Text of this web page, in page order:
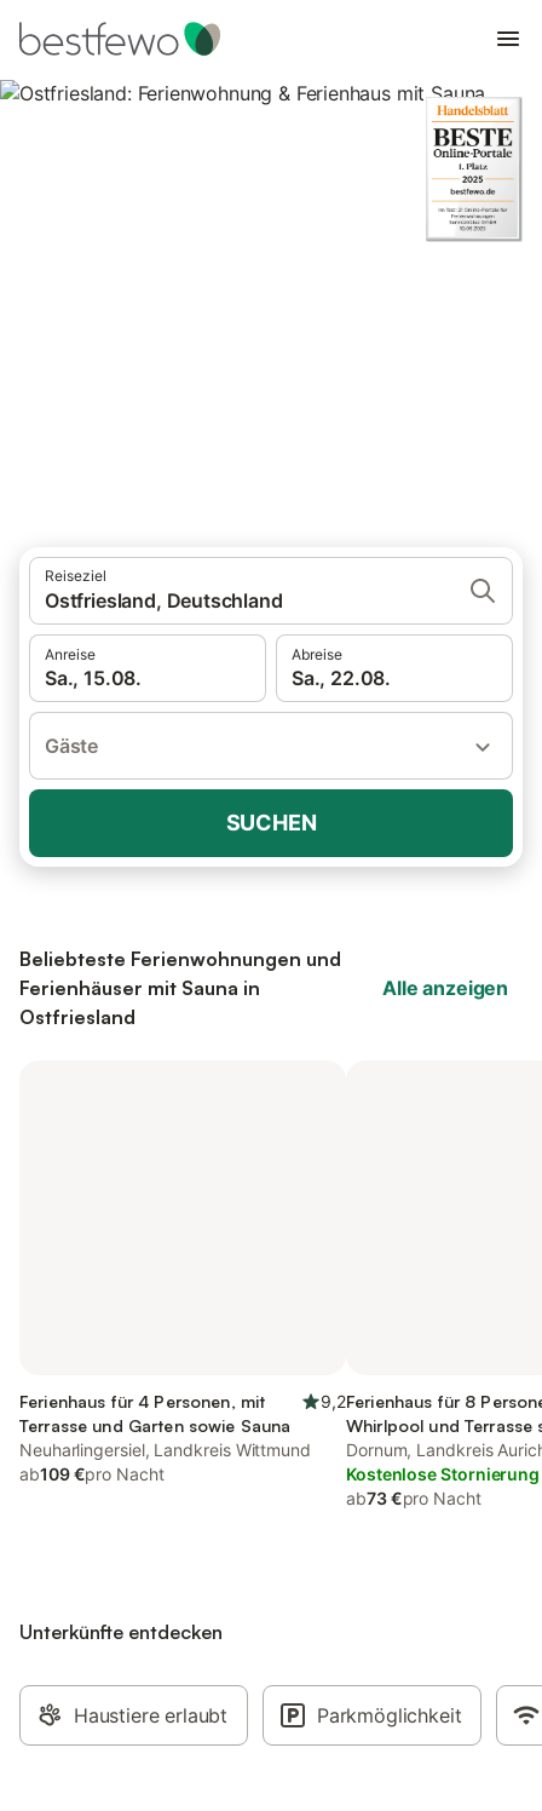
Reiseziel
Ostfriesland, Deutschland
Anreise
Sa., 15.08.
Abreise
Sa., 22.08.
Gäste
SUCHEN
Beliebteste Ferienwohnungen und
Ferienhäuser mit Sauna in
Ostfriesland
Alle anzeigen
Ferienhaus für 4 Personen, mit
Terrasse und Garten sowie Sauna
9,2
Neuharlingersiel, Landkreis Wittmund
ab109 €pro Nacht
Ferienhaus für 8
Whirlpool und Terrasse
Sauna
Dornum, Landkreis
Kostenlose Stornierung
ab73 €pro Nacht
Unterkünfte entdecken
Haustiere erlaubt Parkmöglichkeit